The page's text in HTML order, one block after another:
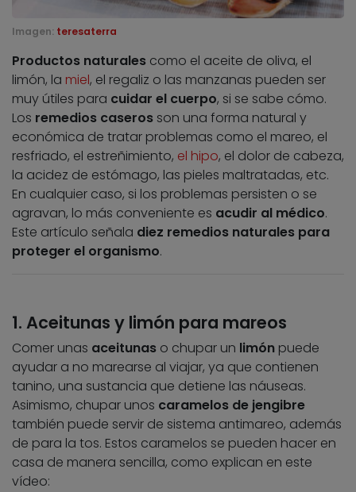
Imagen: teresaterra
Productos naturales como el aceite de oliva, el
limón, la miel, el regaliz o las manzanas pueden ser
muy útiles para cuidar el cuerpo, si se sabe cómo.
Los remedios caseros son una forma natural y
económica de tratar problemas como el mareo, el
resfriado, el estreñimiento, el hipo, el dolor de cabeza,
la acidez de estómago, las pieles maltratadas, etc.
En cualquier caso, si los problemas persisten o se
agravan, lo más conveniente es acudir al médico.
Este artículo señala diez remedios naturales para
proteger el organismo.
1. Aceitunas y limón para mareos
Comer unas aceitunas o chupar un limón puede
ayudar a no marearse al viajar, ya que contienen
tanino, una sustancia que detiene las náuseas.
Asimismo, chupar unos caramelos de jengibre
también puede servir de sistema antimareo, además
de para la tos. Estos caramelos se pueden hacer en
casa de manera sencilla, como explican en este
vídeo: